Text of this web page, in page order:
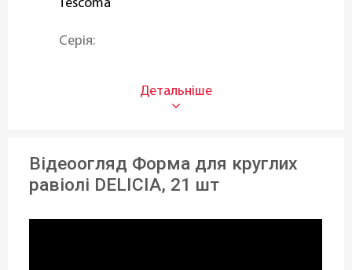
Tescoma
Серія:
Призначення:
Відеоогляд Форма для круглих
равіолі DELICIA, 21 шт